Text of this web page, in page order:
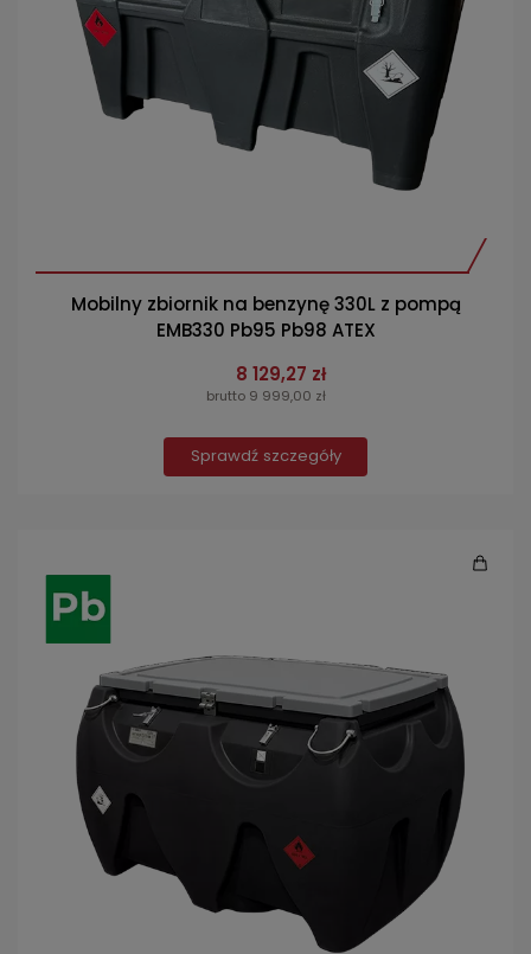
Mobilny zbiornik na benzynę 330L z pompą
EMB330 Pb95 Pb98 ATEX
8 129,27 zł
brutto 9 999,00 zł
Sprawdź szczegóły